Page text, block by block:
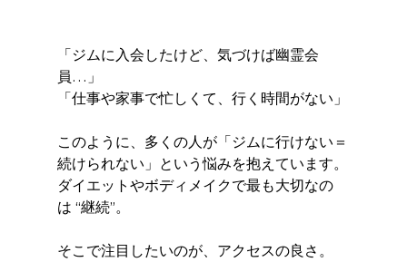
「ジムに入会したけど、気づけば幽霊会
員…」
「仕事や家事で忙しくて、行く時間がない」
このように、多くの人が「ジムに行けない＝
続けられない」という悩みを抱えています。
ダイエットやボディメイクで最も大切なの
は “継続”。
そこで注目したいのが、アクセスの良さ。